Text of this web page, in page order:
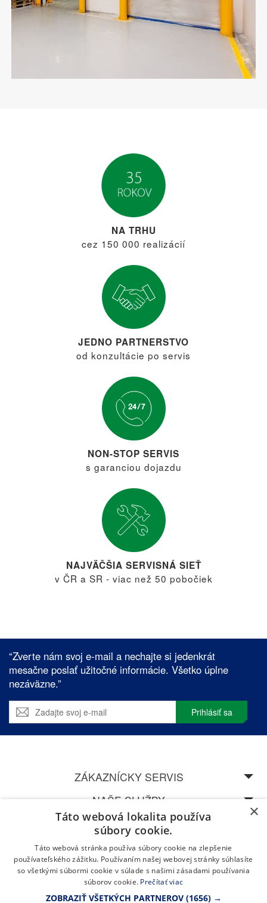
NA TRHU
cez 150 000 realizácií
JEDNO PARTNERSTVO
od konzultácie po servis
NON-STOP SERVIS
s garanciou dojazdu
NAJVÄČŠIA SERVISNÁ SIEŤ
v ČR a SR - viac než 50 pobočiek
“Zverte nám svoj e-mail a nechajte si jedenkrát
mesačne poslať užitočné informácie. Všetko úplne
nezáväzne.”
Prihlásiť sa
ZÁKAZNÍCKY SERVIS
NAŠE SLUŽBY
SPEDOS
NAVŠTÍVTE NAŠU CENTRÁLU V ŽILINĚ
×
Táto webová lokalita používa
súbory cookie.
Táto webová stránka používa súbory cookie na zlepšenie
používateľského zážitku. Používaním našej webovej stránky súhlasíte
so všetkými súbormi cookie v súlade s našimi zásadami používania
súborov cookie. Prečítať viac
ZOBRAZIŤ VŠETKÝCH PARTNEROV (1656) →